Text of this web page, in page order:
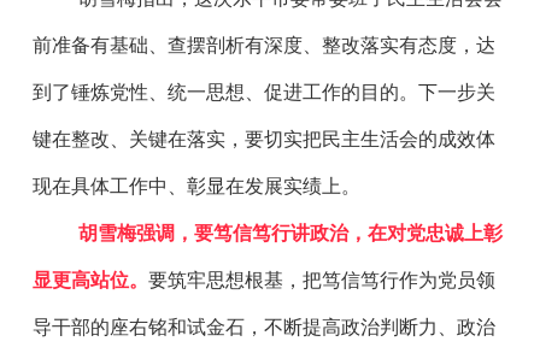
前准备有基础、查摆剖析有深度、整改落实有态度，达
到了锤炼党性、统一思想、促进工作的目的。下一步关
键在整改、关键在落实，要切实把民主生活会的成效体
现在具体工作中、彰显在发展实绩上。
胡雪梅强调，要笃信笃行讲政治，在对党忠诚上彰
显更高站位。 要筑牢思想根基，把笃信笃行作为党员领
导干部的座右铭和试金石，不断提高政治判断力、政治